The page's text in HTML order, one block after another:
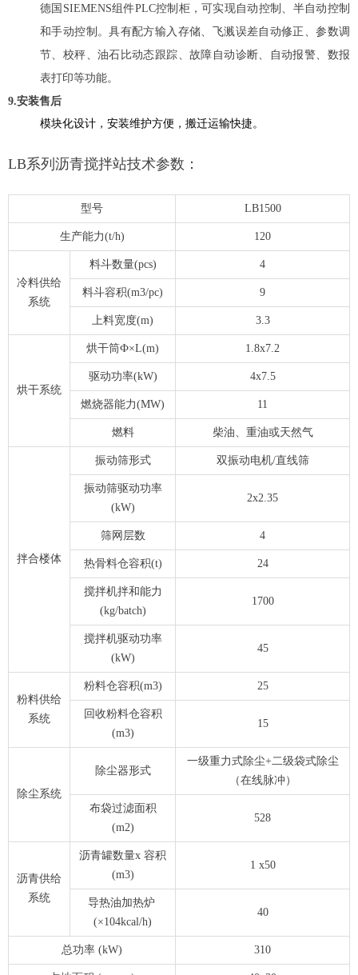
德国SIEMENS组件PLC控制柜，可实现自动控制、半自动控制
和手动控制。具有配方输入存储、飞溅误差自动修正、参数调
节、校秤、油石比动态跟踪、故障自动诊断、自动报警、数报
表打印等功能。
9.安装售后
模块化设计，安装维护方便，搬迁运输快捷。
LB系列沥青搅拌站技术参数：
型号 LB1500
生产能力(t/h) 120
冷料供给
系统
料斗数量(pcs) 4
料斗容积(m3/pc) 9
上料宽度(m) 3.3
烘干系统
烘干筒Ф×L(m) 1.8x7.2
驱动功率(kW) 4x7.5
燃烧器能力(MW) 11
燃料 柴油、重油或天然气
拌合楼体
振动筛形式 双振动电机/直线筛
振动筛驱动功率
(kW)
2x2.35
筛网层数 4
热骨料仓容积(t) 24
搅拌机拌和能力
(kg/batch)
1700
搅拌机驱动功率
(kW)
45
粉料供给
系统
粉料仓容积(m3) 25
回收粉料仓容积
(m3)
15
除尘系统
除尘器形式
一级重力式除尘+二级袋式除尘
（在线脉冲）
布袋过滤面积
(m2)
528
沥青供给
系统
沥青罐数量x 容积
(m3)
1 x50
导热油加热炉
(×104kcal/h)
40
总功率 (kW) 310